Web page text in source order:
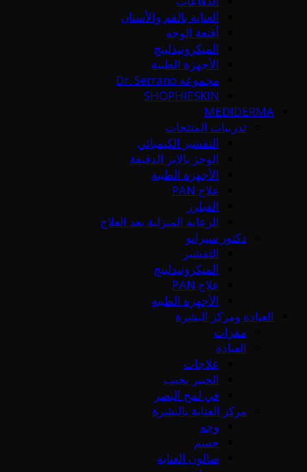
العناية بالفم والأسنان
أقنعة الوجه
الميكرونيدلينج
الأجهزة الطبية
مجموعة Dr. Serrano
SHOPHIESKIN
MEDIDERMA
تدريبات المنتجات
التقشير الكيميائي
الوخز بالإبر الدقيقة
الأجهزة الطبية
علاج PAN
الفيلرز
الرعاية المنزلية بعد العلاج
دكتور سيرانو
التقشير
الميكرونيدلينج
علاج PAN
الأجهزة الطبية
العيادة ومركز البشرة
مقرات
العيادة
علاجات
الخبير يجيب
في لمح البصر
مركز العناية بالبشرة
وجه
جسم
صالون العناية